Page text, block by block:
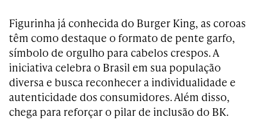
Figurinha já conhecida do Burger King, as coroas
têm como destaque o formato de pente garfo,
símbolo de orgulho para cabelos crespos. A
iniciativa celebra o Brasil em sua população
diversa e busca reconhecer a individualidade e
autenticidade dos consumidores. Além disso,
chega para reforçar o pilar de inclusão do BK.